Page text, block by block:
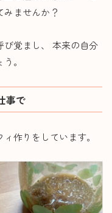
ませんか？
覚まし、 本来の自分
。
事で
作りをしています。